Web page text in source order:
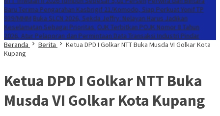
Baru Terima Pengarahan Kasbrigif 21/Komodo, Siap Perkuat Yonif TP
939/MMM Buka SLCN 2026, Sekda Jeffry: Nelayan Harus Jadikan
Keselamatan Sebagai Prioritas OJK Terbitkan POJK Nomor 8 Tahun
2026, Atur Pelaporan dan Permintaan Data Transaksi Industri Pindar
Beranda
Berita
Ketua DPD I Golkar NTT Buka Musda VI Golkar Kota
Kupang
Ketua DPD I Golkar NTT Buka
Musda VI Golkar Kota Kupang